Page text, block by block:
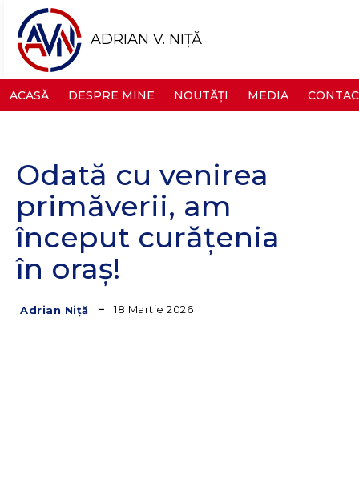
ADRIAN V. NIȚĂ
ACASĂ DESPRE MINE NOUTĂȚI MEDIA
Odată cu venirea
primăverii, am
început curățenia
în oraș!
Adrian Niță 18 Martie 2026